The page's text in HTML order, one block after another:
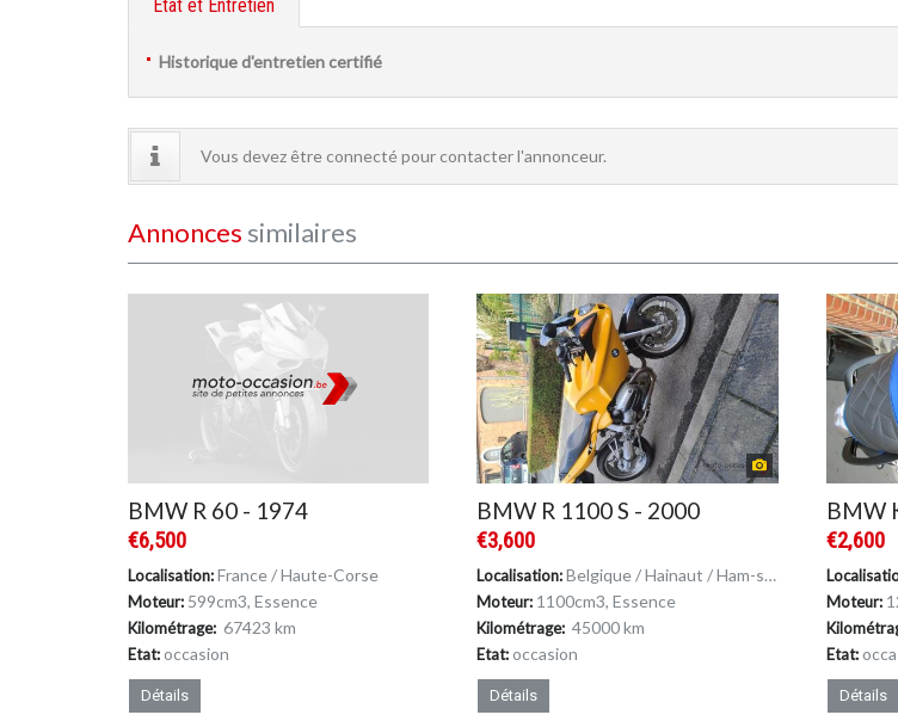
Etat et Entretien
Historique d'entretien certifié
Vous devez être connecté pour contacter l'annonceur.
Annonces similaires
BMW R 60 - 1974
€6,500
Localisation:France / Haute-Corse
Moteur: 599cm3, Essence
Kilométrage: 67423 km
Etat:occasion
Détails
BMW R 1100 S - 2000
€3,600
Localisation:Belgique / Hainaut / Ham-sur-Heure-Nalinnes
Moteur: 1100cm3, Essence
Kilométrage: 45000 km
Etat:occasion
Détails
BMW
€2,600
Moteur:
Etat:
Détails